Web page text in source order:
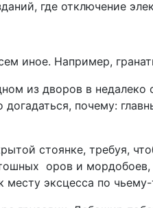
где отключение
иное. Например,
из дворов в
почему:
стоянке, требуя,
оров и
эксцесса по чьему-